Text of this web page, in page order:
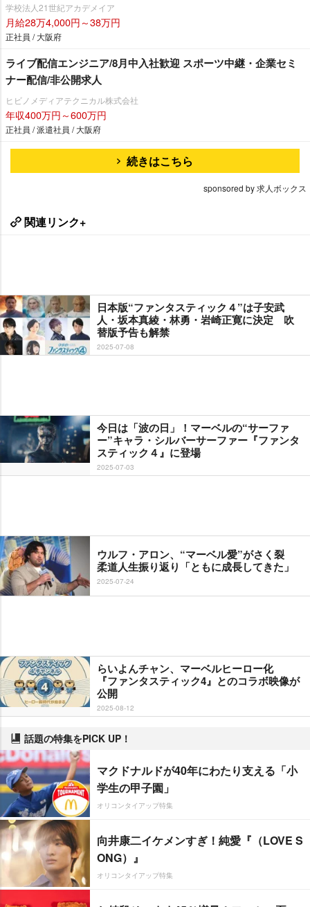
学校法人21世紀アカデメイア
月給28万4,000円～38万円
正社員 / 大阪府
ライブ配信エンジニア/8月中入社歓迎 スポーツ中継・企業セミ
ナー配信/非公開求人
ヒビノメディアテクニカル株式会社
年収400万円～600万円
正社員 / 派遣社員 / 大阪府
続きはこちら
sponsored by 求人ボックス
関連リンク+
日本版“ファンタスティック４”は子安武
人・坂本真綾・林勇・岩崎正寛に決定 吹
替版予告も解禁
2025-07-08
今日は「波の日」！マーベルの“サーファ
ー”キャラ・シルバーサーファー『ファンタ
スティック４』に登場
2025-07-03
ウルフ・アロン、“マーベル愛”がさく裂
柔道人生振り返り「ともに成長してきた」
2025-07-24
らいよんチャン、マーベルヒーロー化
『ファンタスティック4』とのコラボ映像が
公開
2025-08-12
話題の特集をPICK UP！
マクドナルドが40年にわたり支える「小
学生の甲子園」
オリコンタイアップ特集
向井康二イケメンすぎ！純愛『（LOVE S
ONG）』
オリコンタイアップ特集